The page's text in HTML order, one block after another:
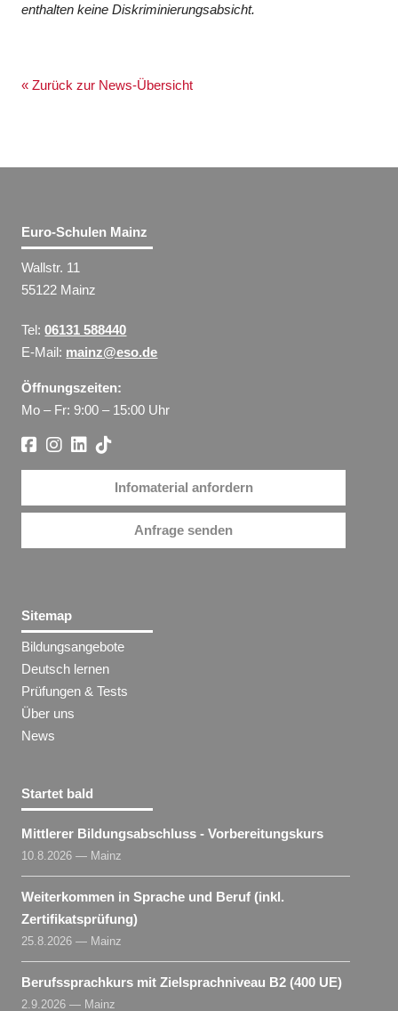
enthalten keine Diskriminierungsabsicht.
« Zurück zur News-Übersicht
Euro-Schulen Mainz
Wallstr. 11
55122 Mainz
Tel:06131 588440
E-Mail: mainz@eso.de
Öffnungszeiten:
Mo – Fr: 9:00 – 15:00 Uhr
Infomaterial anfordern
Anfrage senden
Sitemap
Bildungsangebote
Deutsch lernen
Prüfungen & Tests
Über uns
News
Startet bald
Mittlerer Bildungsabschluss - Vorbereitungskurs
10.8.2026 — Mainz
Weiterkommen in Sprache und Beruf (inkl.
Zertifikatsprüfung)
25.8.2026 — Mainz
Berufssprachkurs mit Zielsprachniveau B2 (400 UE)
2.9.2026 — Mainz